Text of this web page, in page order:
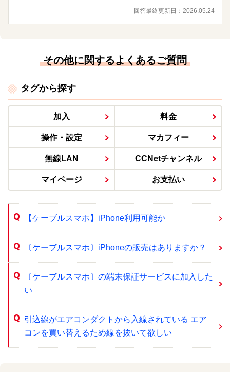
回答最終更新日： 2026.05.24
その他に関するよくあるご質問
タグから探す
加入 料金
操作・設定 マカフィー
無線LAN CCNetチャンネル
マイページ お支払い
【ケーブルスマホ】iPhone利用可能か
〔ケーブルスマホ〕iPhoneの販売はありますか？
〔ケーブルスマホ〕の端末保証サービスに加入した
い
引込線がエアコンダクトから入線されている エア
コンを買い替えるため線を抜いて欲しい